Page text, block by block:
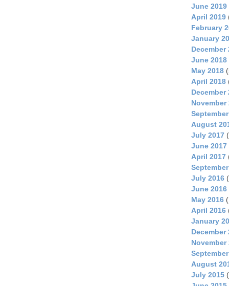
June 2019
April 2019
February
January
December
June 2018
May 2018
April 2018
December
November
August
July 2017
June 2017
April 2017
July 2016
June 2016
May 2016
April 2016
January
December
November
August
July 2015